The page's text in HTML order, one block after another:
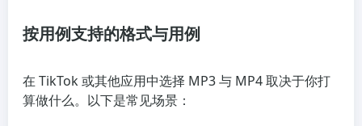
按用例支持的格式与用例
在 TikTok 或其他应用中选择 MP3 与 MP4 取决于你打
算做什么。以下是常见场景：